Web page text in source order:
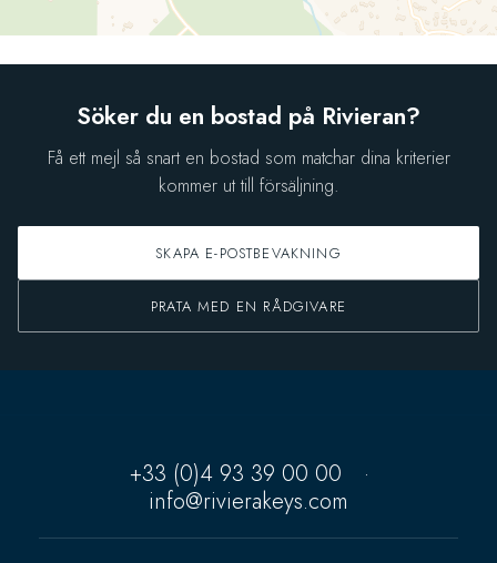
Söker du en bostad på Rivieran?
Få ett mejl så snart en bostad som matchar dina kriterier
kommer ut till försäljning.
SKAPA E-POSTBEVAKNING
PRATA MED EN RÅDGIVARE
+33 (0)4 93 39 00 00
·
info@rivierakeys.com